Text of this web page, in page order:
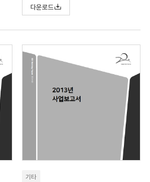
다운로드
기타